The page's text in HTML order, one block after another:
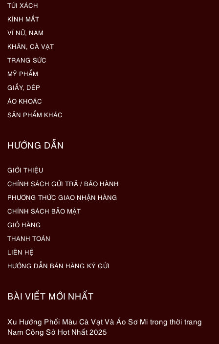
TÚI XÁCH
KÍNH MẮT
VÍ NỮ, NAM
KHĂN, CÀ VẠT
TRANG SỨC
MỸ PHẨM
GIẦY, DÉP
ÁO KHOÁC
SẢN PHẨM KHÁC
HƯỚNG DẪN
GIỚI THIỆU
CHÍNH SÁCH GỬI TRẢ / BẢO HÀNH
PHƯƠNG THỨC GIAO NHẬN HÀNG
CHÍNH SÁCH BẢO MẬT
GIỎ HÀNG
THANH TOÁN
LIÊN HỆ
HƯỚNG DẪN BÁN HÀNG KÝ GỬI
BÀI VIẾT MỚI NHẤT
Xu Hướng Phối Màu Cà Vạt Và Áo Sơ Mi trong thời trang
Nam Công Sở Hot Nhất 2025